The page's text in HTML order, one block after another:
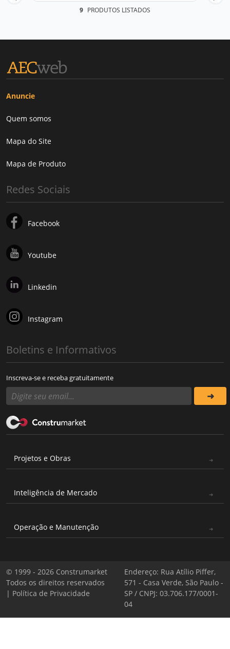
9 PRODUTOS LISTADOS
Anuncie
Quem somos
Mapa do Site
Mapa de Produto
Redes Sociais
Facebook
Youtube
Linkedin
Instagram
Boletins e Informativos
Inscreva-se e receba gratuitamente
Projetos e Obras
Inteligência de Mercado
Operação e Manutenção
© 1999 - 2026 Construmarket
Todos os direitos reservados
| Política de Privacidade
Endereço: Rua Atílio Piffer,
571 - Casa Verde, São Paulo -
SP / CNPJ: 03.706.177/0001-
04